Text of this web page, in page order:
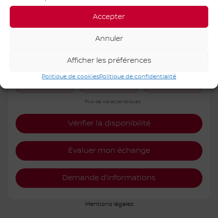
Accepter
Annuler
Afficher les préférences
Politique de cookiesPolitique de confidentialité
Plus de caractéristiques
Vérifier la disponibilité
Évaluer mon échange
Demande d'informations
Mentions légales